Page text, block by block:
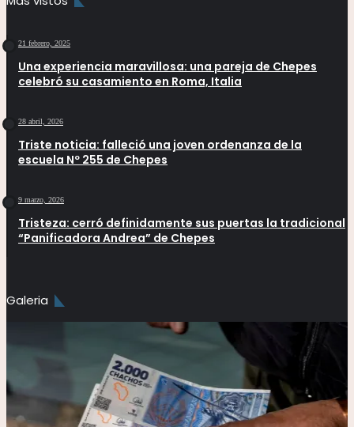
21 febrero, 2025
Una experiencia maravillosa: una pareja de Chepes
celebró su casamiento en Roma, Italia
28 abril, 2026
Triste noticia: falleció una joven ordenanza de la
escuela Nº 255 de Chepes
9 marzo, 2026
Tristeza: cerró definidamente sus puertas la tradicional
“Panificadora Andrea” de Chepes
Galeria